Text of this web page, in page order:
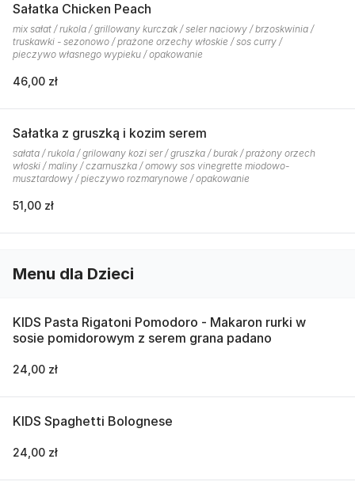
Sałatka Chicken Peach
mix sałat / rukola / grillowany kurczak / seler naciowy / brzoskwinia /
truskawki - sezonowo / prażone orzechy włoskie / sos curry /
pieczywo własnego wypieku / opakowanie
46,00 zł
Sałatka z gruszką i kozim serem
sałata / rukola / grilowany kozi ser / gruszka / burak / prażony orzech
włoski / maliny / czarnuszka / omowy sos vinegrette miodowo-
musztardowy / pieczywo rozmarynowe / opakowanie
51,00 zł
Menu dla Dzieci
KIDS Pasta Rigatoni Pomodoro - Makaron rurki w
sosie pomidorowym z serem grana padano
24,00 zł
KIDS Spaghetti Bolognese
24,00 zł